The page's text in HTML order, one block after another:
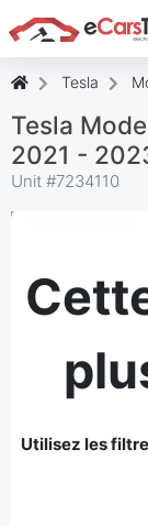
Installez
la à votre
Tesla
Tesla
2021 -
Unit #7234110
Utilisez les